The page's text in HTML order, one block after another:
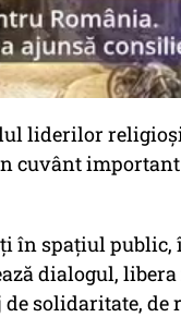
liderilor
cuvânt
în spaţiul
dialogul,
solidaritate, de